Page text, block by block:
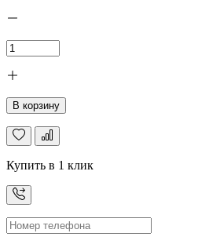
В корзину
Купить в 1 клик